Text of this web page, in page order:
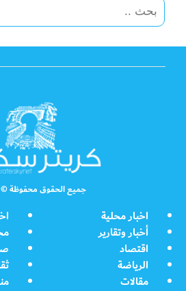
جميع الحقوق محفوظة © 2026
اخبار محلية
أخبار وتقارير
اقتصاد
الرياضة
مقالات